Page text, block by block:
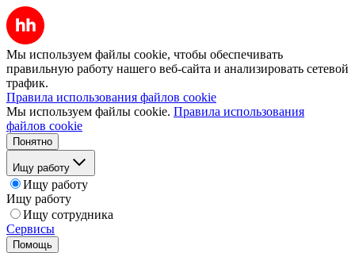
Мы используем файлы cookie, чтобы обеспечивать
правильную работу нашего веб-сайта и анализировать сетевой
трафик.
Правила использования файлов cookie
Мы используем файлы cookie. Правила использования
файлов cookie
Понятно
Ищу работу
Ищу работу
Ищу работу
Ищу сотрудника
Сервисы
Помощь